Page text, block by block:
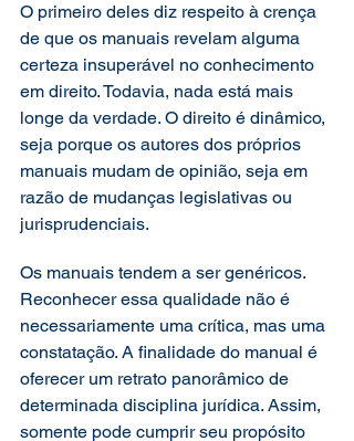
O primeiro deles diz respeito à crença
de que os manuais revelam alguma
certeza insuperável no conhecimento
em direito. Todavia, nada está mais
longe da verdade. O direito é dinâmico,
seja porque os autores dos próprios
manuais mudam de opinião, seja em
razão de mudanças legislativas ou
jurisprudenciais.
Os manuais tendem a ser genéricos.
Reconhecer essa qualidade não é
necessariamente uma crítica, mas uma
constatação. A finalidade do manual é
oferecer um retrato panorâmico de
determinada disciplina jurídica. Assim,
somente pode cumprir seu propósito